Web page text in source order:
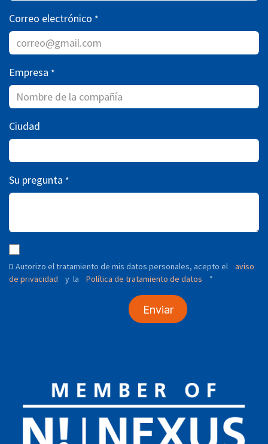
Correo electrónico *
Empresa *
Ciudad
Su pregunta *
D Autorizo ​​el tratamiento de mis datos personales, acepto el
aviso
de privacidad
y la Política de tratamiento de datos *
Enviar